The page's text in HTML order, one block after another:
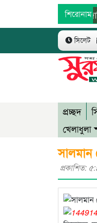
শিরোনাম
তদন্ত প্রতিবেদন দাখিল
হলেন শহীদুল আলম
সিলেট
প্রচ্ছদ
খেলাধুলা
প্রকাশিত: